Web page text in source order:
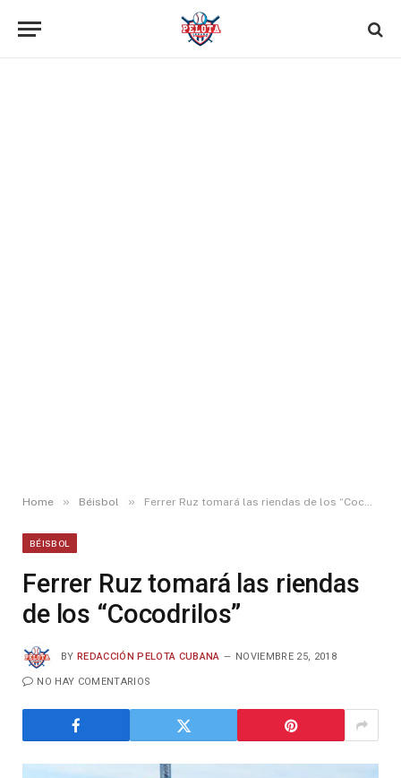
Home » Béisbol » Ferrer Ruz tomará las riendas de los “Cocodrilos”
BÉISBOL
Ferrer Ruz tomará las riendas
de los “Cocodrilos”
BY REDACCIÓN PELOTA CUBANA NOVIEMBRE 25, 2018
NO HAY COMENTARIOS